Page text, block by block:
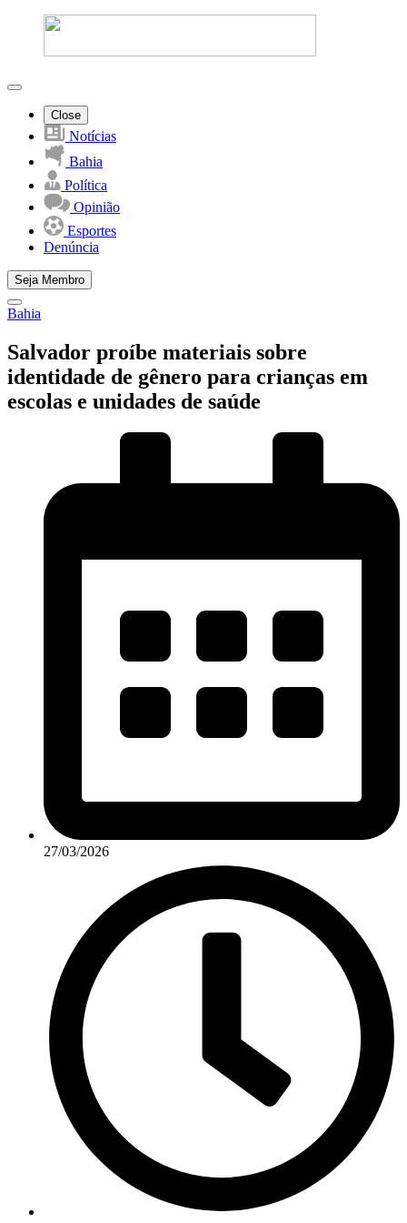
Close
Notícias
Bahia
Política
Opinião
Esportes
Denúncia
Seja Membro
Bahia
Salvador proíbe materiais sobre
identidade de gênero para crianças em
escolas e unidades de saúde
27/03/2026